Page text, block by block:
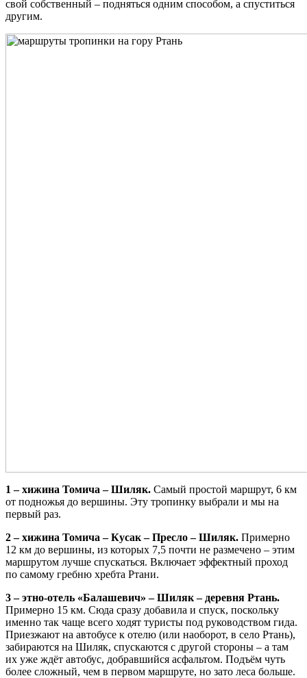
свой собственный – подняться одним способом, а спуститься
другим.
1 – хижина Томича – Шиляк. Самый простой маршрут, 6 км
от подножья до вершины. Эту тропинку выбрали и мы на
первый раз.
2 – хижина Томича – Кусак – Пресло – Шиляк. Примерно
12 км до вершины, из которых 7,5 почти не размечено – этим
маршрутом лучше спускаться. Включает эффектный проход
по самому гребню хребта Ртани.
3 – этно-отель «Балашевич» – Шиляк – деревня Ртань.
Примерно 15 км. Сюда сразу добавила и спуск, поскольку
именно так чаще всего ходят туристы под руководством гида.
Приезжают на автобусе к отелю (или наоборот, в село Ртань),
забираются на Шиляк, спускаются с другой стороны – а там
их уже ждёт автобус, добравшийся асфальтом. Подъём чуть
более сложный, чем в первом маршруте, но зато леса больше.